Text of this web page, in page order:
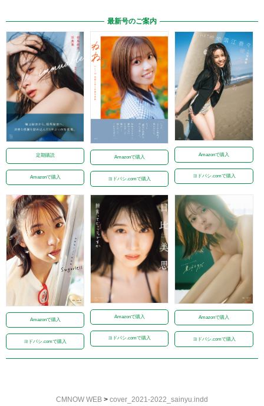
最新号のご案内
定期購読
Amazonで購入
Amazonで購入
ヨドバシ.comで購入
Amazonで購入
ヨドバシ.comで購入
Amazonで購入
ヨドバシ.comで購入
Amazonで購入
ヨドバシ.comで購入
Amazonで購入
ヨドバシ.comで購入
CMNOW WEB > cover_2021-2022_sainyu.indd